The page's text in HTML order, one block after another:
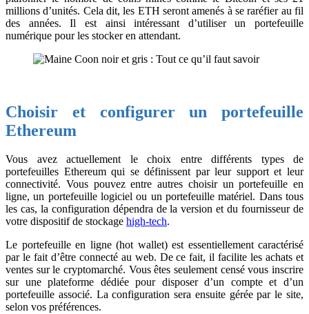
millions d’unités. Cela dit, les ETH seront amenés à se raréfier au fil
des années. Il est ainsi intéressant d’utiliser un portefeuille
numérique pour les stocker en attendant.
Choisir et configurer un portefeuille
Ethereum
Vous avez actuellement le choix entre différents types de
portefeuilles Ethereum qui se définissent par leur support et leur
connectivité. Vous pouvez entre autres choisir un portefeuille en
ligne, un portefeuille logiciel ou un portefeuille matériel. Dans tous
les cas, la configuration dépendra de la version et du fournisseur de
votre dispositif de stockage high-tech.
Le portefeuille en ligne (hot wallet) est essentiellement caractérisé
par le fait d’être connecté au web. De ce fait, il facilite les achats et
ventes sur le cryptomarché. Vous êtes seulement censé vous inscrire
sur une plateforme dédiée pour disposer d’un compte et d’un
portefeuille associé. La configuration sera ensuite gérée par le site,
selon vos préférences.